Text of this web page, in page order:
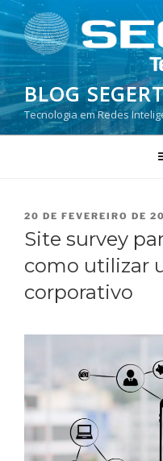
Pular
para
o
conteúdo
BLOG
Tecnologia em Redes
PUBLICADO
EM
20 DE FEVEREIRO DE
Site survey
como utilizar
corporativo